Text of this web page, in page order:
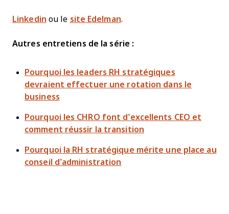
Linkedin ou le site Edelman.
Autres entretiens de la série :
Pourquoi les leaders RH stratégiques
devraient effectuer une rotation dans le
business
Pourquoi les CHRO font d’excellents CEO et
comment réussir la transition
Pourquoi la RH stratégique mérite une place au
conseil d’administration